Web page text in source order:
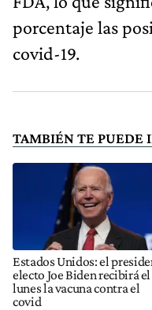
porcentaje las
covid-19.
TAMBIÉN TE PUEDE
Estados Unidos: el
electo Joe Biden recibirá el
lunes la vacuna contra el
covid